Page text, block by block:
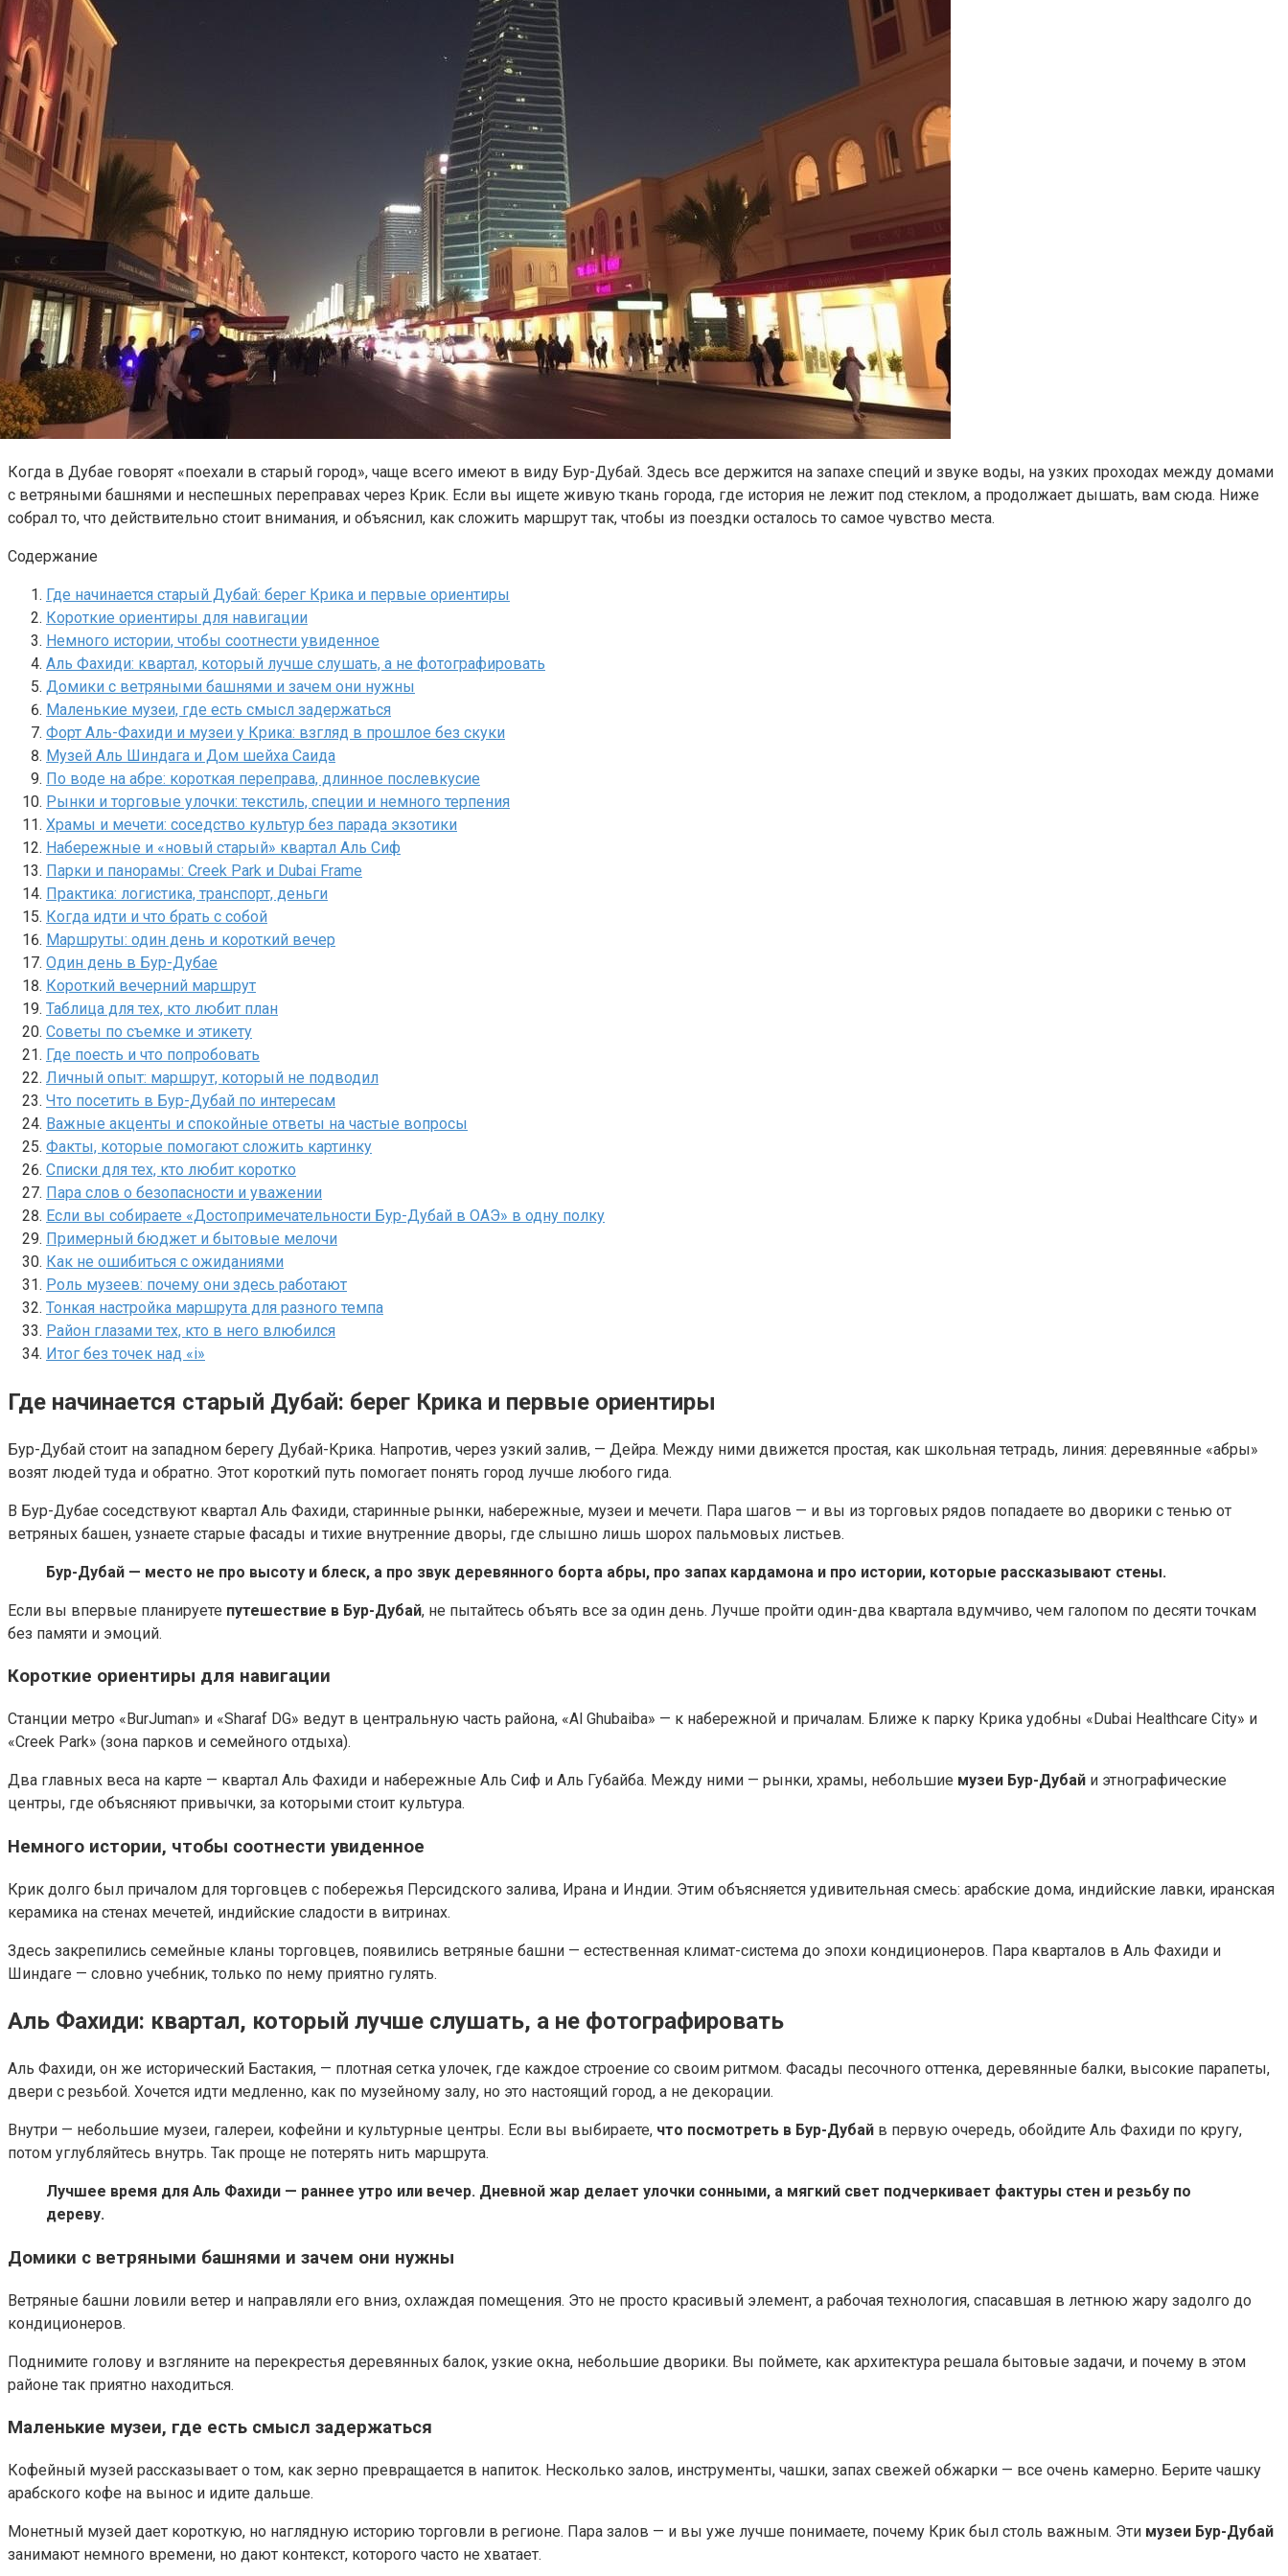
Когда в Дубае говорят «поехали в старый город», чаще всего имеют в виду Бур-Дубай. Здесь все держится на запахе специй и звуке воды, на узких проходах между домами
с ветряными башнями и неспешных переправах через Крик. Если вы ищете живую ткань города, где история не лежит под стеклом, а продолжает дышать, вам сюда. Ниже
собрал то, что действительно стоит внимания, и объяснил, как сложить маршрут так, чтобы из поездки осталось то самое чувство места.
Содержание
Где начинается старый Дубай: берег Крика и первые ориентиры
Короткие ориентиры для навигации
Немного истории, чтобы соотнести увиденное
Аль Фахиди: квартал, который лучше слушать, а не фотографировать
Домики с ветряными башнями и зачем они нужны
Маленькие музеи, где есть смысл задержаться
Форт Аль-Фахиди и музеи у Крика: взгляд в прошлое без скуки
Музей Аль Шиндага и Дом шейха Саида
По воде на абре: короткая переправа, длинное послевкусие
Рынки и торговые улочки: текстиль, специи и немного терпения
Храмы и мечети: соседство культур без парада экзотики
Набережные и «новый старый» квартал Аль Сиф
Парки и панорамы: Creek Park и Dubai Frame
Практика: логистика, транспорт, деньги
Когда идти и что брать с собой
Маршруты: один день и короткий вечер
Один день в Бур-Дубае
Короткий вечерний маршрут
Таблица для тех, кто любит план
Советы по съемке и этикету
Где поесть и что попробовать
Личный опыт: маршрут, который не подводил
Что посетить в Бур-Дубай по интересам
Важные акценты и спокойные ответы на частые вопросы
Факты, которые помогают сложить картинку
Списки для тех, кто любит коротко
Пара слов о безопасности и уважении
Если вы собираете «Достопримечательности Бур-Дубай в ОАЭ» в одну полку
Примерный бюджет и бытовые мелочи
Как не ошибиться с ожиданиями
Роль музеев: почему они здесь работают
Тонкая настройка маршрута для разного темпа
Район глазами тех, кто в него влюбился
Итог без точек над «i»
Где начинается старый Дубай: берег Крика и первые ориентиры
Бур-Дубай стоит на западном берегу Дубай-Крика. Напротив, через узкий залив, — Дейра. Между ними движется простая, как школьная тетрадь, линия: деревянные «абры»
возят людей туда и обратно. Этот короткий путь помогает понять город лучше любого гида.
В Бур-Дубае соседствуют квартал Аль Фахиди, старинные рынки, набережные, музеи и мечети. Пара шагов — и вы из торговых рядов попадаете во дворики с тенью от
ветряных башен, узнаете старые фасады и тихие внутренние дворы, где слышно лишь шорох пальмовых листьев.
Бур-Дубай — место не про высоту и блеск, а про звук деревянного борта абры, про запах кардамона и про истории, которые рассказывают стены.
Если вы впервые планируете путешествие в Бур-Дубай, не пытайтесь объять все за один день. Лучше пройти один-два квартала вдумчиво, чем галопом по десяти точкам
без памяти и эмоций.
Короткие ориентиры для навигации
Станции метро «BurJuman» и «Sharaf DG» ведут в центральную часть района, «Al Ghubaiba» — к набережной и причалам. Ближе к парку Крика удобны «Dubai Healthcare City» и
«Creek Park» (зона парков и семейного отдыха).
Два главных веса на карте — квартал Аль Фахиди и набережные Аль Сиф и Аль Губайба. Между ними — рынки, храмы, небольшие музеи Бур-Дубай и этнографические
центры, где объясняют привычки, за которыми стоит культура.
Немного истории, чтобы соотнести увиденное
Крик долго был причалом для торговцев с побережья Персидского залива, Ирана и Индии. Этим объясняется удивительная смесь: арабские дома, индийские лавки, иранская
керамика на стенах мечетей, индийские сладости в витринах.
Здесь закрепились семейные кланы торговцев, появились ветряные башни — естественная климат-система до эпохи кондиционеров. Пара кварталов в Аль Фахиди и
Шиндаге — словно учебник, только по нему приятно гулять.
Аль Фахиди: квартал, который лучше слушать, а не фотографировать
Аль Фахиди, он же исторический Бастакия, — плотная сетка улочек, где каждое строение со своим ритмом. Фасады песочного оттенка, деревянные балки, высокие парапеты,
двери с резьбой. Хочется идти медленно, как по музейному залу, но это настоящий город, а не декорации.
Внутри — небольшие музеи, галереи, кофейни и культурные центры. Если вы выбираете, что посмотреть в Бур-Дубай в первую очередь, обойдите Аль Фахиди по кругу,
потом углубляйтесь внутрь. Так проще не потерять нить маршрута.
Лучшее время для Аль Фахиди — раннее утро или вечер. Дневной жар делает улочки сонными, а мягкий свет подчеркивает фактуры стен и резьбу по
дереву.
Домики с ветряными башнями и зачем они нужны
Ветряные башни ловили ветер и направляли его вниз, охлаждая помещения. Это не просто красивый элемент, а рабочая технология, спасавшая в летнюю жару задолго до
кондиционеров.
Поднимите голову и взгляните на перекрестья деревянных балок, узкие окна, небольшие дворики. Вы поймете, как архитектура решала бытовые задачи, и почему в этом
районе так приятно находиться.
Маленькие музеи, где есть смысл задержаться
Кофейный музей рассказывает о том, как зерно превращается в напиток. Несколько залов, инструменты, чашки, запах свежей обжарки — все очень камерно. Берите чашку
арабского кофе на вынос и идите дальше.
Монетный музей дает короткую, но наглядную историю торговли в регионе. Пара залов — и вы уже лучше понимаете, почему Крик был столь важным. Эти музеи Бур-Дубай
занимают немного времени, но дают контекст, которого часто не хватает.